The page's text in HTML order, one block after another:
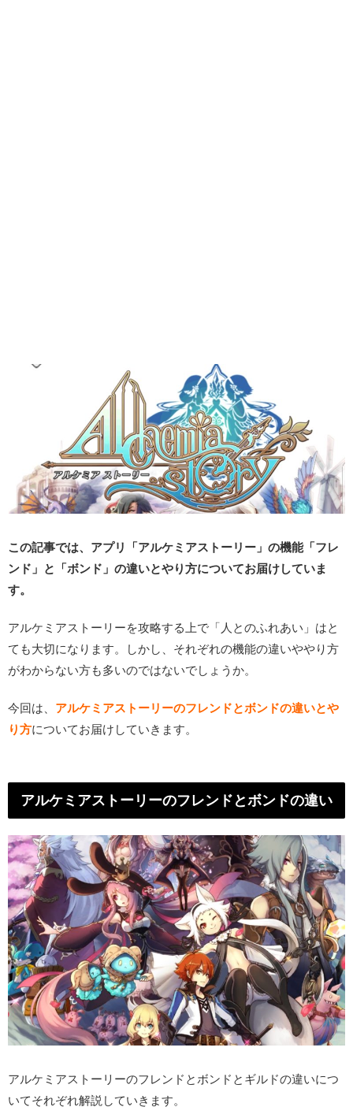
この記事では、アプリ「アルケミアストーリー」の機能「フレ
ンド」と「ボンド」の違いとやり方についてお届けしていま
す。
アルケミアストーリーを攻略する上で「人とのふれあい」はと
ても大切になります。しかし、それぞれの機能の違いややり方
がわからない方も多いのではないでしょうか。
今回は、 アルケミアストーリーのフレンドとボンドの違いとや
り方についてお届けしていきます。
アルケミアストーリーのフレンドとボンドの違い
アルケミアストーリーのフレンドとボンドとギルドの違いにつ
いてそれぞれ解説していきます。